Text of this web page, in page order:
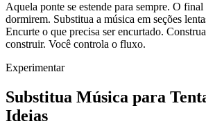
Aquela ponte se estende para sempre. O final
dormirem. Substitua a música em seções
Encurte o que precisa ser encurtado.
construir. Você controla o fluxo.
Experimentar
Substitua Música para
Ideias